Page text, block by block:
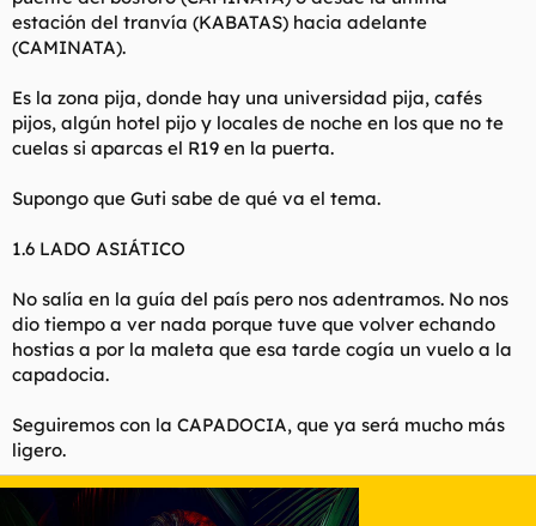
estación del tranvía (KABATAS) hacia adelante
(CAMINATA).
Es la zona pija, donde hay una universidad pija, cafés
pijos, algún hotel pijo y locales de noche en los que no te
cuelas si aparcas el R19 en la puerta.
Supongo que Guti sabe de qué va el tema.
1.6 LADO ASIÁTICO
No salía en la guía del país pero nos adentramos. No nos
dio tiempo a ver nada porque tuve que volver echando
hostias a por la maleta que esa tarde cogía un vuelo a la
capadocia.
Seguiremos con la CAPADOCIA, que ya será mucho más
ligero.